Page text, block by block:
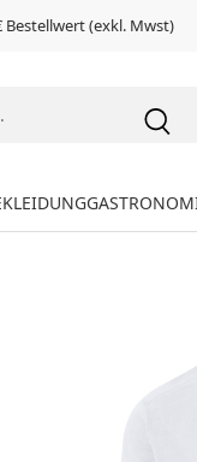
(exkl. Mwst)